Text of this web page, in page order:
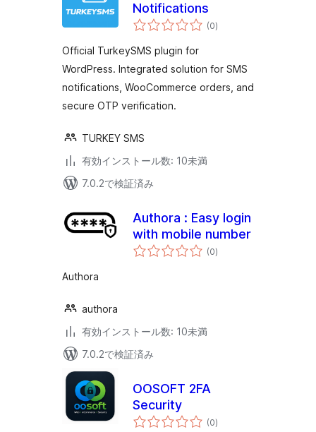
Notifications
(0個
の)
Official TurkeySMS plugin for
WordPress. Integrated solution for SMS
notifications, WooCommerce orders, and
secure OTP verification.
TURKEY SMS
有効インストール数: 10未満
7.0.2で検証済み
Authora : Easy login
with mobile number
(0個
の)
Authora
authora
有効インストール数: 10未満
7.0.2で検証済み
OOSOFT 2FA
Security
(0個
の)